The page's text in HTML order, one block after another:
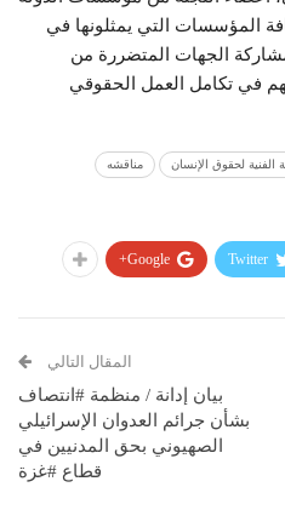
المؤسسات التي يمثلونها في
الجهات المتضررة من
في تكامل العمل الحقوقي
الفنية لحقوق الإنسان مناقشه
Twitter
Google+
المقال التالي
بيان إدانة / منظمة #انتصاف
بشأن جرائم العدوان الإسرائيلي
الصهيوني بحق المدنيين في
قطاع #غزة